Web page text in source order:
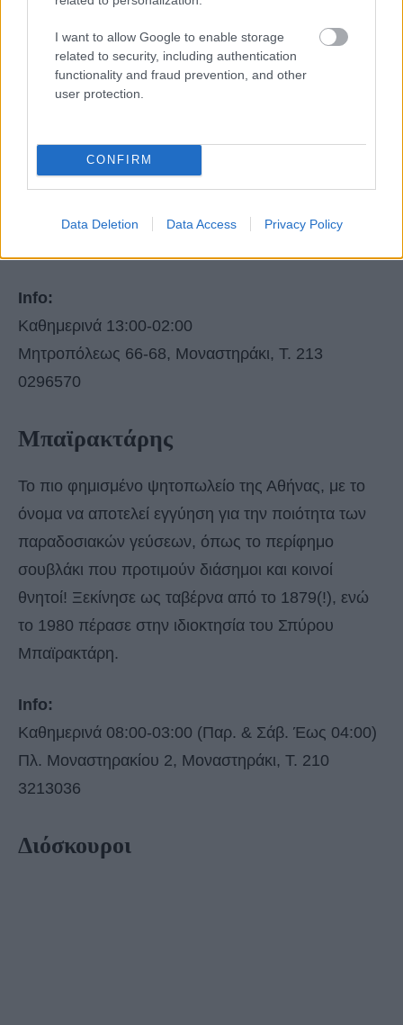
I want to allow Google to enable storage
related to security, including authentication
functionality and fraud prevention, and other
user protection.
CONFIRM
Data Deletion Data Access Privacy Policy
Info:
Καθημερινά 13:00-02:00
Μητροπόλεως 66-68, Μοναστηράκι, Τ. 213
0296570
Μπαϊρακτάρης
To πιο φημισμένο ψητοπωλείο της Αθήνας, με το
όνομα να αποτελεί εγγύηση για την ποιότητα των
παραδοσιακών γεύσεων, όπως το περίφημο
σουβλάκι που προτιμούν διάσημοι και κοινοί
θνητοί! Ξεκίνησε ως ταβέρνα από το 1879(!), ενώ
το 1980 πέρασε στην ιδιοκτησία του Σπύρου
Μπαϊρακτάρη.
Info:
Καθημερινά 08:00-03:00 (Παρ. & Σάβ. Έως 04:00)
Πλ. Μοναστηρακίου 2, Μοναστηράκι, Τ. 210
3213036
Διόσκουροι